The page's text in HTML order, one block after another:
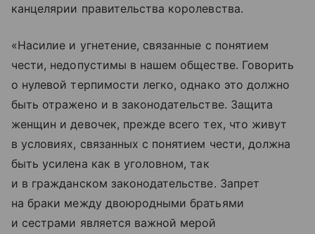
канцелярии правительства королевства.
«Насилие и угнетение, связанные с понятием
чести, недопустимы в нашем обществе. Говорить
о нулевой терпимости легко, однако это должно
быть отражено и в законодательстве. Защита
женщин и девочек, прежде всего тех, что живут
в условиях, связанных с понятием чести, должна
быть усилена как в уголовном, так
и в гражданском законодательстве. Запрет
на браки между двоюродными братьями
и сестрами является важной мерой